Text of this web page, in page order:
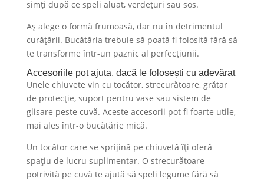
simți după ce speli aluat, verdețuri sau sos.
Aș alege o formă frumoasă, dar nu în detrimentul
curățării. Bucătăria trebuie să poată fi folosită fără să
te transforme într-un paznic al perfecțiunii.
Accesoriile pot ajuta, dacă le folosești cu adevărat
Unele chiuvete vin cu tocător, strecurătoare, grătar
de protecție, suport pentru vase sau sistem de
glisare peste cuvă. Aceste accesorii pot fi foarte utile,
mai ales într-o bucătărie mică.
Un tocător care se sprijină pe chiuvetă îți oferă
spațiu de lucru suplimentar. O strecurătoare
potrivită pe cuvă te ajută să speli legume fără să